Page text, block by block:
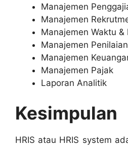
Manajemen
Manajemen
Manajemen Waktu &
Manajemen Penilaian
Manajemen
Manajemen Pajak
Laporan Analitik
Kesimpulan
HRIS atau HRIS system